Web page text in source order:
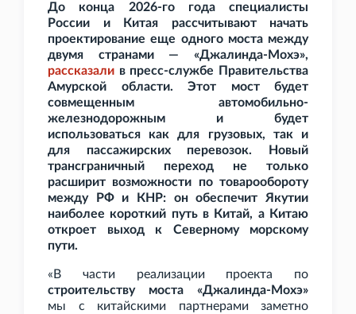
До конца 2026-го года специалисты
России и Китая рассчитывают начать
проектирование еще одного моста между
двумя странами — «Джалинда-Мохэ»,
рассказали в пресс-службе Правительства
Амурской области. Этот мост будет
совмещенным автомобильно-
железнодорожным и будет
использоваться как для грузовых, так и
для пассажирских перевозок. Новый
трансграничный переход не только
расширит возможности по товарообороту
между РФ и КНР: он обеспечит Якутии
наиболее короткий путь в Китай, а Китаю
откроет выход к Северному морскому
пути.
«В части реализации проекта по
строительству моста «Джалинда-Мохэ»
мы с китайскими партнерами заметно